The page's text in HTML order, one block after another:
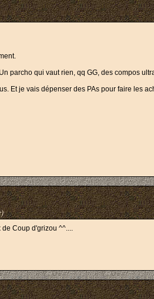
parcho qui vaut rien, qq GG, des compos
Et je vais dépenser des PAs pour faire les
Coup d'grizou ^^....